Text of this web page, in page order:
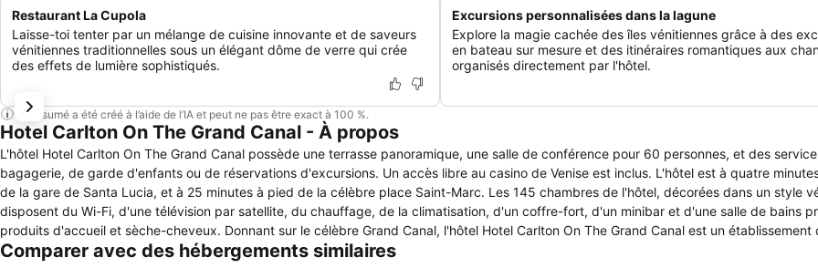
Restaurant La Cupola
Laisse-toi tenter par un mélange de cuisine innovante et de saveurs
vénitiennes traditionnelles sous un élégant dôme de verre qui crée
des effets de lumière sophistiqués.
Excursions personnalisées dans la lagune
Explore la magie cachée des îles vénitiennes grâce à des
en bateau sur mesure et des itinéraires romantiques aux
organisés directement par l'hôtel.
Ce résumé a été créé à l’aide de l’IA et peut ne pas être exact à 100 %.
Hotel Carlton On The Grand Canal - À propos
L'hôtel Hotel Carlton On The Grand Canal possède une terrasse panoramique, une salle de conférence pour 60 personnes, et des
bagagerie, de garde d'enfants ou de réservations d'excursions. Un accès libre au casino de Venise est inclus. L'hôtel est à quatre
de la gare de Santa Lucia, et à 25 minutes à pied de la célèbre place Saint-Marc. Les 145 chambres de l'hôtel, décorées dans un style
disposent du Wi-Fi, d'une télévision par satellite, du chauffage, de la climatisation, d'un coffre-fort, d'un minibar et d'une salle de bains
produits d'accueil et sèche-cheveux. Donnant sur le célèbre Grand Canal, l'hôtel Hotel Carlton On The Grand Canal est un établissement
étoiles avec toit-terrasse, idéal pour un séjour romantique à Venise. En plus des petits déjeuners américains servis tous les matins, l'hôtel
Comparer avec des hébergements similaires